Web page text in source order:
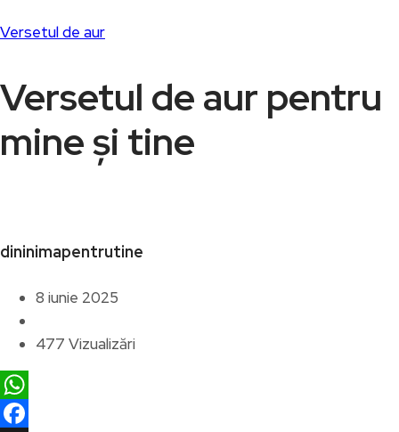
Versetul de aur
Versetul de aur pentru
mine și tine
dininimapentrutine
8 iunie 2025
477 Vizualizări
WhatsApp